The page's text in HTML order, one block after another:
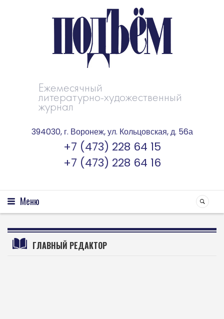
Ежемесячный
литературно-художественный
журнал
394030, г. Воронеж, ул. Кольцовская, д. 56а
+7 (473) 228 64 15
+7 (473) 228 64 16
Меню
ГЛАВНЫЙ РЕДАКТОР